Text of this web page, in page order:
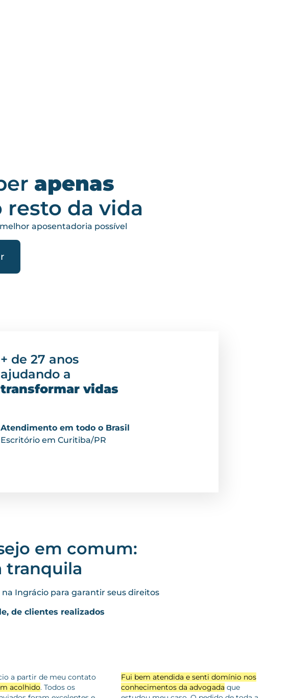
apenas
da vida
aposentadoria possível
+ de 27 anos
ajudando a
transformar vidas
Atendimento em todo o Brasil
Escritório em Curitiba/PR
em comum:
tranquila
Ingrácio para garantir seus direitos
de clientes realizados
a partir de meu contato
acolhido. Todos os
Fui bem atendida e senti domínio nos
conhecimentos da advogada que